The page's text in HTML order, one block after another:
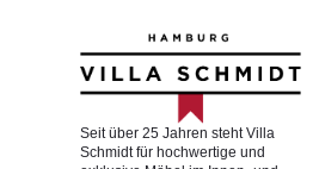
Seit über 25 Jahren steht Villa
Schmidt für hochwertige und